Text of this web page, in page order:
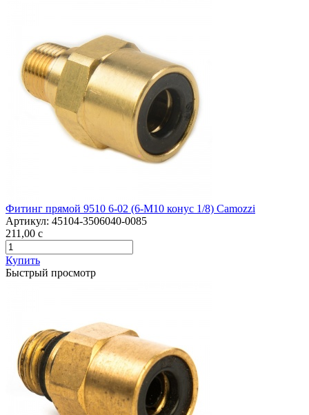
Фитинг прямой 9510 6-02 (6-М10 конус 1/8) Camozzi
Артикул: 45104-3506040-0085
211,00 c
Купить
Быстрый просмотр